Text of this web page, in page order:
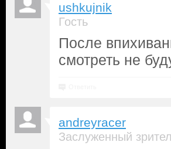
ushkujnik
Гость
После
смотреть не
andreyracer
Заслуженный